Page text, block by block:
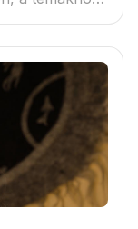
Piukovics